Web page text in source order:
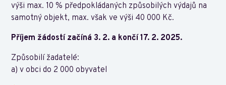
výši max. 10 % předpokládaných způsobilých výdajů na
samotný objekt, max. však ve výši 40 000 Kč.
Příjem žádostí začíná 3. 2. a končí 17. 2. 2025.
Způsobilí žadatelé:
a) v obci do 2 000 obyvatel